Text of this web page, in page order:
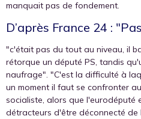
manquait pas de fondement.
D’après France 24 :
"c'était pas du tout au niveau, il
rétorque un député PS, tandis
naufrage". "C'est la difficulté à
un moment il faut se confronter
socialiste, alors que l'eurodéputé
détracteurs d'être déconnecté de